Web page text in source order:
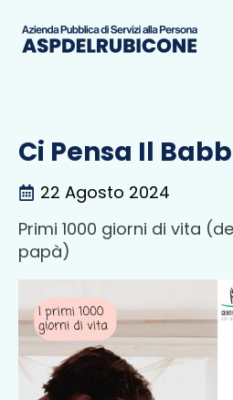
Ci Pensa Il
22 Agosto 2024
Primi 1000 giorni di vita
papà)